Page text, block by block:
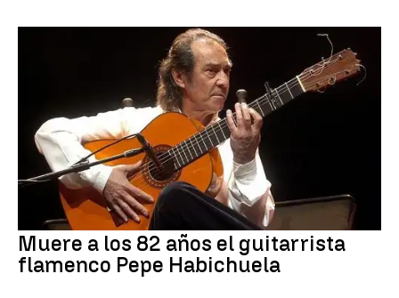
Muere a los 82 años el guitarrista
flamenco Pepe Habichuela